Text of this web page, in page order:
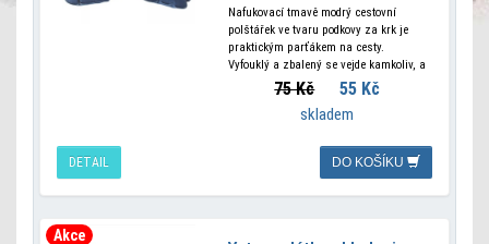
Nafukovací tmavě modrý cestovní
polštářek ve tvaru podkovy za krk je
praktickým parťákem na cesty.
Vyfouklý a zbalený se vejde kamkoliv, a
nafouklý skvěle poslouží k zpříjemnění
75 Kč 55 Kč
skladem
DETAIL DO KOŠÍKU
Akce